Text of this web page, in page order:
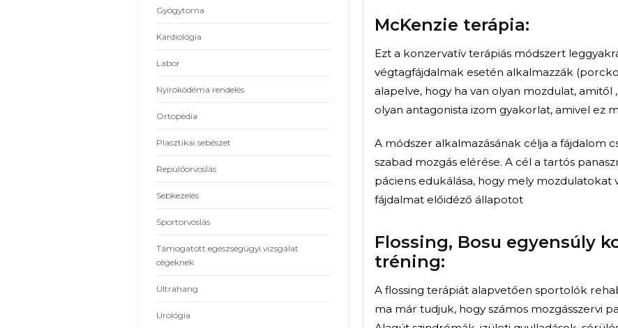
Dietetika
Gyógytorna
Kardiológia
Labor
Ortopédia
eredetet.
Izületből érkező fájdalom,
próbáljuk elkapni azt a
Egész tenyérnyi területet
Nincs konkrét fájdalom,
McKenzie terápia:
Ezt a konzervatív terápiás
végtagfájdalmak esetén
alapelve, hogy ha van olyan
olyan antagonista izom